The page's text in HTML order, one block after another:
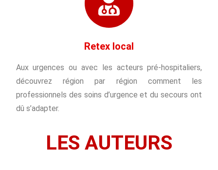
Retex local
Aux urgences ou avec les acteurs pré-hospitaliers,
découvrez région par région comment les
professionnels des soins d’urgence et du secours ont
dû s’adapter.
LES AUTEURS